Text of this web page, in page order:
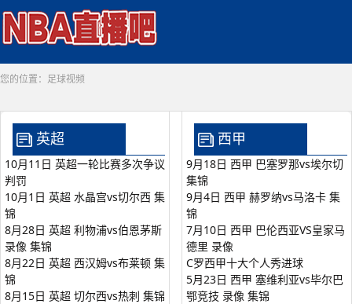
您的位置： 足球视频
英超
10月11日 英超一轮比赛多次争议
判罚
10月1日 英超 水晶宫vs切尔西 集
锦
8月28日 英超 利物浦vs伯恩茅斯
录像 集锦
8月22日 英超 西汉姆vs布莱顿 集
锦
8月15日 英超 切尔西vs热刺 集锦
西甲
9月18日 西甲 巴塞罗那vs埃尔切
集锦
9月4日 西甲 赫罗纳vs马洛卡 集
锦
7月10日 西甲 巴伦西亚VS皇家马
德里 录像
C罗西甲十大个人秀进球
5月23日 西甲 塞维利亚vs毕尔巴
鄂竞技 录像 集锦